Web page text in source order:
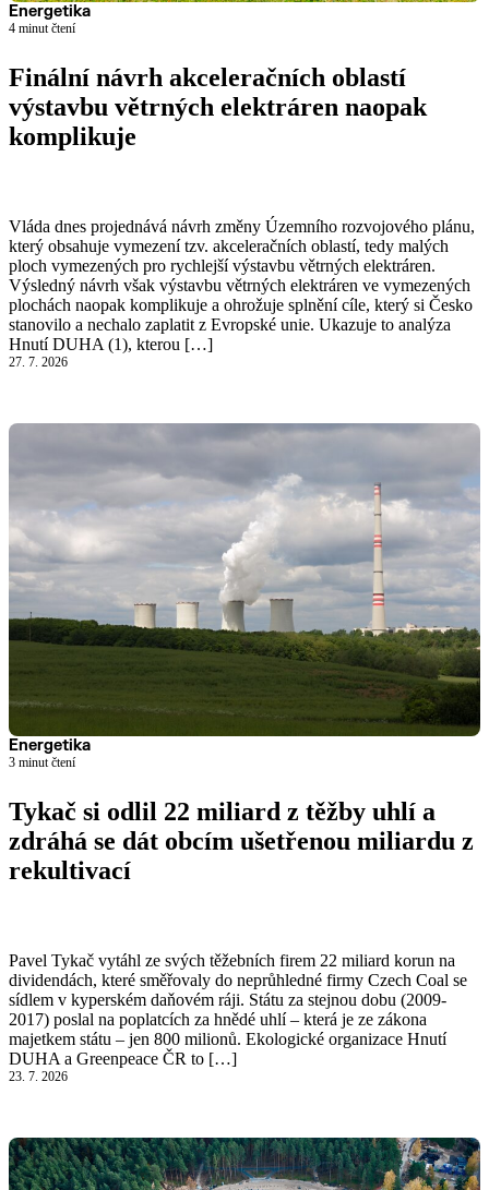
Energetika
4 minut čtení
Finální návrh akceleračních oblastí
výstavbu větrných elektráren naopak
komplikuje
Vláda dnes projednává návrh změny Územního rozvojového plánu,
který obsahuje vymezení tzv. akceleračních oblastí, tedy malých
ploch vymezených pro rychlejší výstavbu větrných elektráren.
Výsledný návrh však výstavbu větrných elektráren ve vymezených
plochách naopak komplikuje a ohrožuje splnění cíle, který si Česko
stanovilo a nechalo zaplatit z Evropské unie. Ukazuje to analýza
Hnutí DUHA (1), kterou […]
27. 7. 2026
Energetika
3 minut čtení
Tykač si odlil 22 miliard z těžby uhlí a
zdráhá se dát obcím ušetřenou miliardu z
rekultivací
Pavel Tykač vytáhl ze svých těžebních firem 22 miliard korun na
dividendách, které směřovaly do neprůhledné firmy Czech Coal se
sídlem v kyperském daňovém ráji. Státu za stejnou dobu (2009-
2017) poslal na poplatcích za hnědé uhlí – která je ze zákona
majetkem státu – jen 800 milionů. Ekologické organizace Hnutí
DUHA a Greenpeace ČR to […]
23. 7. 2026